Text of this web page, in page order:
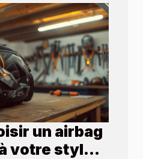
un airbag
votre style